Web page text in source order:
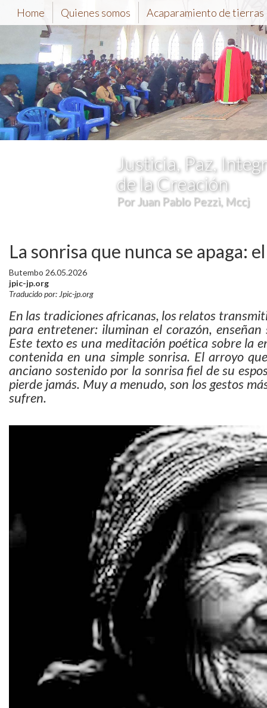
Home Quienes somos Acaparamiento de tierras
Justicia, Paz,
de la Creación
Por Juan Pablo Pezzi, Mccj
La sonrisa que nunca se apaga:
Butembo 26.05.2026
jpic-jp.org
Traducido por: Jpic-jp.org
En las tradiciones africanas, los relatos
para entretener: iluminan el corazón,
Este texto es una meditación poética sobre la
contenida en una simple sonrisa. El arroyo
anciano sostenido por la sonrisa fiel de su
pierde jamás. Muy a menudo, son los gestos
sufren.